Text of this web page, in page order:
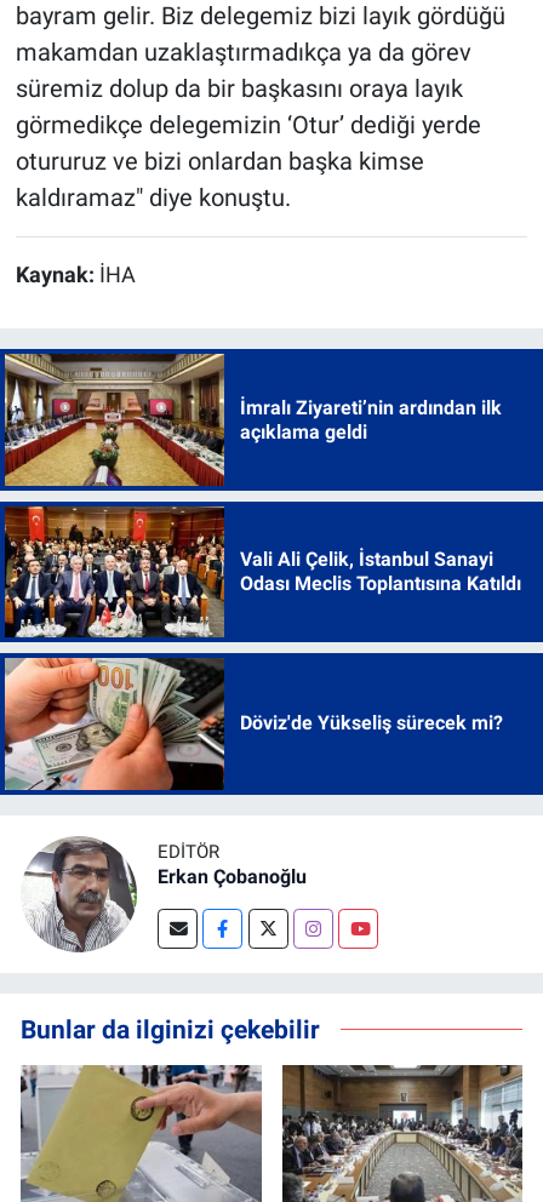
bayram gelir. Biz delegemiz bizi layık gördüğü
makamdan uzaklaştırmadıkça ya da görev
süremiz dolup da bir başkasını oraya layık
görmedikçe delegemizin ‘Otur’ dediği yerde
otururuz ve bizi onlardan başka kimse
kaldıramaz" diye konuştu.
Kaynak: İHA
İmralı Ziyareti’nin ardından ilk
açıklama geldi
Vali Ali Çelik, İstanbul Sanayi
Odası Meclis Toplantısına Katıldı
Döviz'de Yükseliş sürecek mi?
EDITÖR
Erkan Çobanoğlu
Bunlar da ilginizi çekebilir